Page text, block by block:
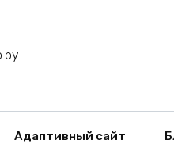
Адаптивный сайт